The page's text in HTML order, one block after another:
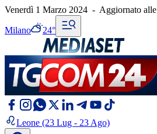
Venerdì 1 Marzo 2024 - Aggiornato alle
Milano 24°
Leone (23 Lug - 23 Ago)